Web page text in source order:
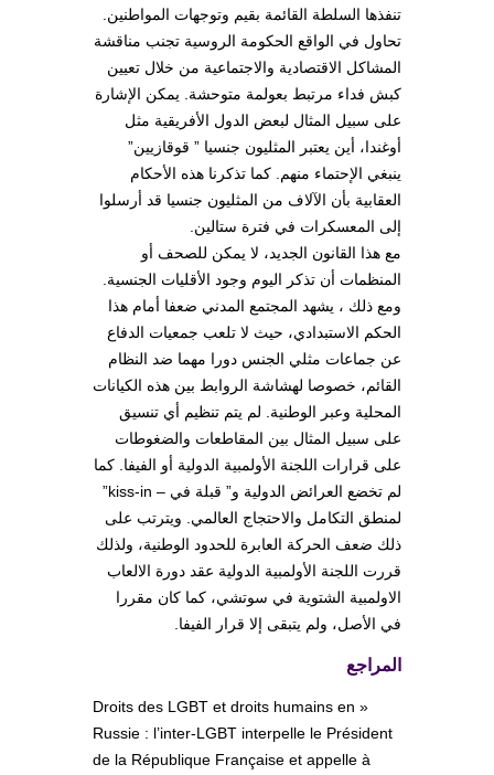
تنفذها السلطة القائمة بقيم وتوجهات المواطنين.
تحاول في الواقع الحكومة الروسية تجنب مناقشة
المشاكل الاقتصادية والاجتماعية من خلال تعيين
كبش فداء مرتبط بعولمة متوحشة. يمكن الإشارة
على سبيل المثال لبعض الدول الأفريقية مثل
أوغندا، أين يعتبر المثليون جنسيا ” قوقازيين”
ينبغي الإحتماء منهم. كما تذكرنا هذه الأحكام
العقابية بأن الآلاف من المثليون جنسيا قد أرسلوا
إلى المعسكرات في فترة ستالين.
مع هذا القانون الجديد، لا يمكن للصحف أو
المنظمات أن تذكر اليوم وجود الأقليات الجنسية.
ومع ذلك ، يشهد المجتمع المدني ضعفا أمام هذا
الحكم الاستبدادي، حيث لا تلعب جمعيات الدفاع
عن جماعات مثلي الجنس دورا مهما ضد النظام
القائم، خصوصا لهشاشة الروابط بين هذه الكيانات
المحلية وعبر الوطنية. لم يتم تنظيم أي تنسيق
على سبيل المثال بين المقاطعات والضغوطات
على قرارات اللجنة الأولمبية الدولية أو الفيفا. كما
لم تخضع العرائض الدولية و” قبلة في – kiss-in”
لمنطق التكامل والاحتجاج العالمي. ويترتب على
ذلك ضعف الحركة العابرة للحدود الوطنية، ولذلك
قررت اللجنة الأولمبية الدولية عقد دورة الالعاب
الاولمبية الشتوية في سوتشي، كما كان مقررا
في الأصل، ولم يتبقى إلا قرار الفيفا.
المراجع
« Droits des LGBT et droits humains en
Russie : l’inter-LGBT interpelle le Président
de la République Française et appelle à